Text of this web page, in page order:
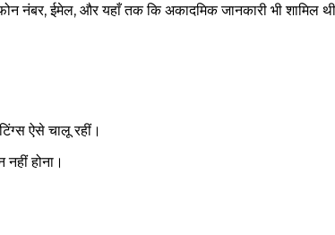
नंबर, ईमेल, और यहाँ तक कि अकादमिक जानकारी भी शामिल
ऐसे चालू रहीं।
होना।